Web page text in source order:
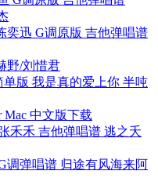
奕迅 G调原版 吉他弹唱谱
野/刘惜君
版 我是真的爱上你 半吨
Mac 中文版下载
禾禾 吉他弹唱谱 逃之夭
调弹唱谱 归途有风海来阿